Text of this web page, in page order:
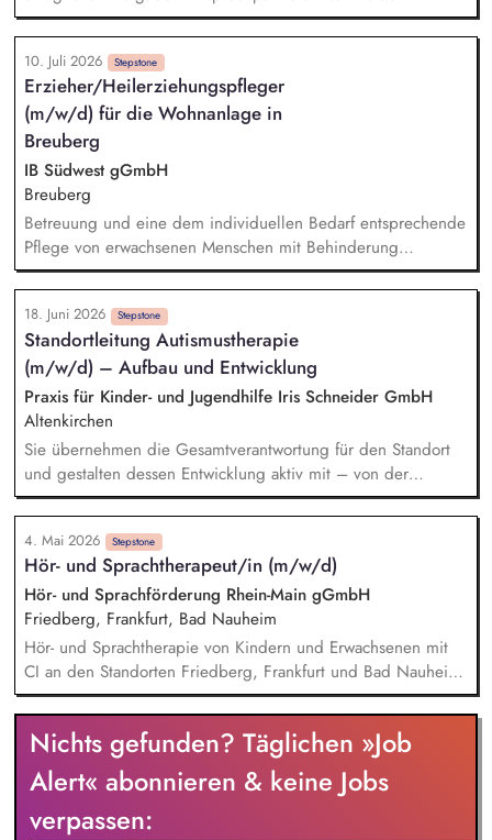
Menschen mit Behinderung und bringst dich in
bereichsübergreifende Projekte sowie die konzeptionelle
Weiterentwicklung unserer Besonderen Wohnformen ein.
Bewohner:innen im Rahmen des Bezugsbetreuersystems
Begleitung von Angeboten im Rahmen der Freizeitgestaltung
(z. B. Ausflüge) Begleitung der Bewohner:innen zu
Arztterminen inkl. Vor- und Nachbereitung Unterstützung
oder Übernahme beim Richten oder Ausgeben der
verordneten Medikamente Ausrichtung der Arbeit an den
individuellen Zielen der Bewohner:innen Zusammenarbeit mit
externen Stellen (z. B. gesetzliche Betreuung, Ärzte,
Kostenträger)
10. Juli 2026 Stepstone
Erzieher/Heilerziehungspfleger
(m/w/d) für die Wohnanlage in
Breuberg
IB Südwest gGmbH
Breuberg
Betreuung und eine dem individuellen Bedarf entsprechende
Pflege von erwachsenen Menschen mit Behinderung
Pädagogische Intervention, Begleitung und Unterstützung in
alltäglichen Situationen Medikamentenvergabe und
pflegerische Assistenz Begleitung von medizinischen
Terminen Intervention bei Krisen Einbringen von neuen Ideen
und Ansichten zur Weiterentwicklung der Wohnanlage
Objektive Beobachtung, Evaluation und Dokumentation
18. Juni 2026 Stepstone
Standortleitung Autismustherapie
(m/w/d) – Aufbau und Entwicklung
Praxis für Kinder- und Jugendhilfe Iris Schneider GmbH
Altenkirchen
Sie übernehmen die Gesamtverantwortung für den Standort
und gestalten dessen Entwicklung aktiv mit – von der
strategischen Ausrichtung über das operative Tagesgeschäft
bis hin zur Führung und Weiterentwicklung Ihres Teams. In
Ihrer fachlichen Leitungsfunktion führen Sie das
therapeutische Team mit Kompetenz und Engagement,
sichern hohe Qualitätsstandards und bringen sich maßgeblich
in die Supervision ein. Sie planen und koordinieren
Diagnostik, Therapieangebote sowie Familienberatungen und
sorgen so für reibungslose Abläufe und eine bestmögliche
Versorgung.
4. Mai 2026 Stepstone
Hör- und Sprachtherapeut/in (m/w/d)
Hör- und Sprachförderung Rhein-Main gGmbH
Friedberg, Frankfurt, Bad Nauheim
Hör- und Sprachtherapie von Kindern und Erwachsenen mit
CI an den Standorten Friedberg, Frankfurt und Bad Nauheim
(MEDIAN Kaiserbergklinik) Einzel- und Gruppentherapie
Audiologische Kontrollen (Hörtests) und Diagnostik Beratung
von CI-Träger/innen Dokumentation der durchgeführten
Maßnahmen und Berichterstattung Interdisziplinärer
Austausch mit Kliniken und ambulant behandelnden
Einrichtungen
Nichts gefunden? Täglichen »Job
Alert« abonnieren & keine Jobs
verpassen: